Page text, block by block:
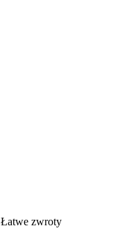
Łatwe zwroty